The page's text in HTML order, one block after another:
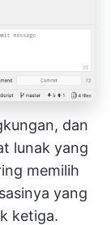
dan
lunak yang
memilih
yang
ketiga.